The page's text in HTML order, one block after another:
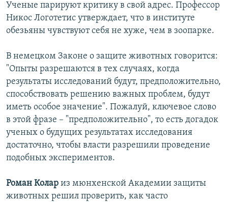
Ученые парируют критику в свой адрес. Профессор
Никос Логотетис утверждает, что в институте
обезьяны чувствуют себя не хуже, чем в зоопарке.
В немецком Законе о защите животных говорится:
"Опыты разрешаются в тех случаях, когда
результаты исследований будут, предположительно,
способствовать решению важных проблем, будут
иметь особое значение". Пожалуй, ключевое слово
в этой фразе – "предположительно", то есть догадок
ученых о будущих результатах исследования
достаточно, чтобы власти разрешили проведение
подобных экспериментов.
Роман Колар из мюнхенской Академии защиты
животных решил проверить, как часто